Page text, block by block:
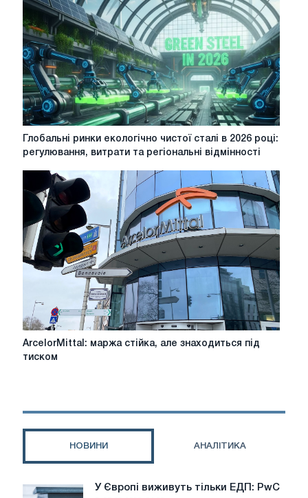
російській
металургії
Глобальні
чистої
сталі
2026
році:
регулювання,
витрати
відмінності
Глобальні ринки екологічно чистої сталі в 2026 році:
регулювання, витрати та регіональні відмінності
ArcelorMittal:
під
ArcelorMittal: маржа стійка, але знаходиться під
тиском
НОВИНИ АНАЛІТИКА
У Європі виживуть тільки ЕДП: PwC